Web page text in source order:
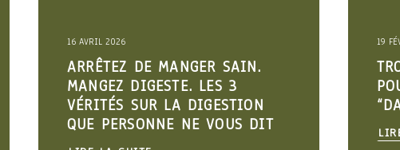
MANGER SAIN.
LES 3
LA DIGESTION
NE VOUS DIT
TROUBLES DIGESTIFS :
POURQUOI CE N’EST PAS
“DANS VOTRE TÊTE”
LIRE LA SUITE